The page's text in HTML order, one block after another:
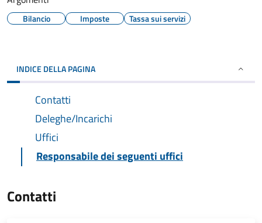
Bilancio Imposte Tassa sui servizi
INDICE DELLA PAGINA
Contatti
Deleghe/Incarichi
Uffici
Responsabile dei seguenti uffici
Contatti